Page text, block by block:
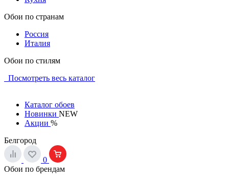
Обои по странам
Россия
Италия
Обои по стилям
Посмотреть весь каталог
Каталог обоев
Новинки NEW
Акции %
Белгород
0
Обои по брендам